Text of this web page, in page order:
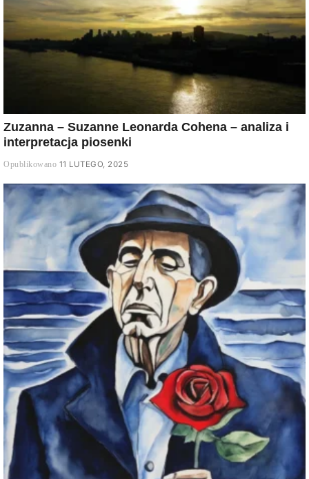
Zuzanna – Suzanne Leonarda Cohena – analiza i
interpretacja piosenki
11 LUTEGO, 2025